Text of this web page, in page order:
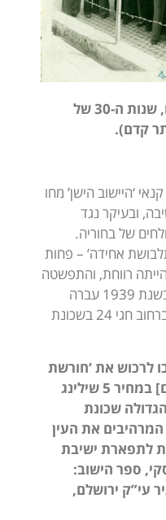
תלמידי ישיבת חברון בירושלים, שנות ה-30 של
‘היישוב הישן’ מחו
ובעיקר נגד
של בחוריה.
אחידה’ – פחות
רווחת, והתפשטה
באופן מוחלט רק לאחר השואה). בשנת 1939 עברה
הישיבה למשכנה החדש והמרווח ברחוב חגי 24 בשכונת
לרכוש את ‘חורשת
שנלר’ 21,000 אמות [=21 דונם] במחיר 5 שילינג
שכונת
המרהיבים את העין
לתפארת ישיבת
ספר הישוב:
עי”ק ירושלם,